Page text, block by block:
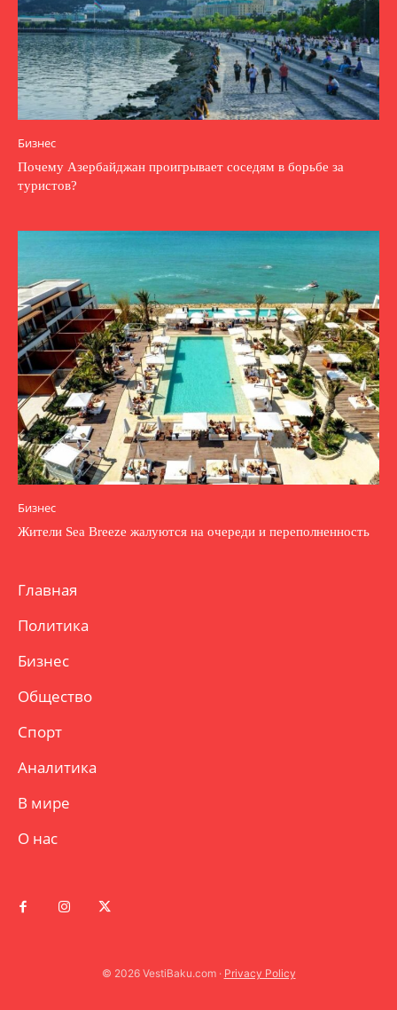
Бизнес
Почему Азербайджан проигрывает соседям в борьбе за
туристов?
Бизнес
Жители Sea Breeze жалуются на очереди и переполненность
Главная
Политика
Бизнес
Общество
Спорт
Аналитика
В мире
О нас
© 2026 VestiBaku.com · Privacy Policy